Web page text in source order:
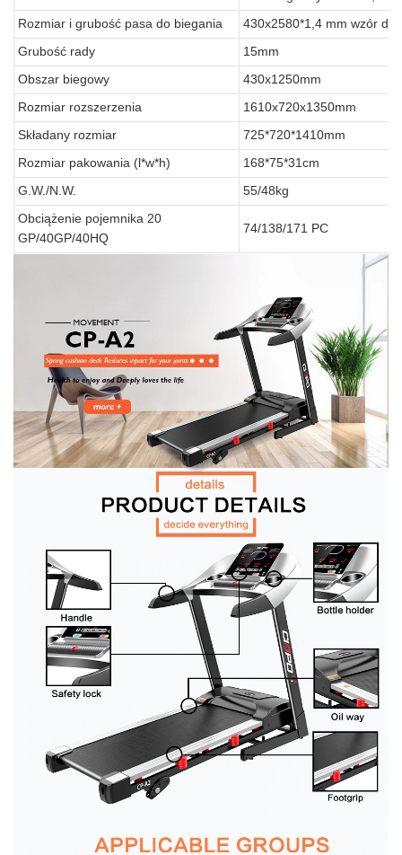
Rozmiar i grubość pasa do biegania
430x2580*1,4 mm wzór
Grubość rady
15mm
Obszar biegowy
430x1250mm
Rozmiar rozszerzenia
1610x720x1350mm
Składany rozmiar
725*720*1410mm
Rozmiar pakowania (l*w*h)
168*75*31cm
G.W./N.W.
55/48kg
Obciążenie pojemnika 20
GP/40GP/40HQ
74/138/171 PC